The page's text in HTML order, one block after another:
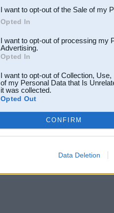
I want to opt-out of the Sale of my
Opted In
I want to opt-out of processing my
Advertising.
Opted In
I want to opt-out of Collection,
of my Personal Data that Is
it was collected.
Opted Out
CONFIRM
Data Deletion